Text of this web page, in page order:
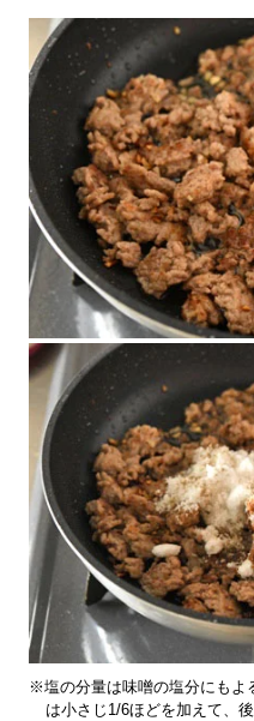
※塩の分量は味噌の塩分にもよ
は小さじ1/6ほどを加えて、